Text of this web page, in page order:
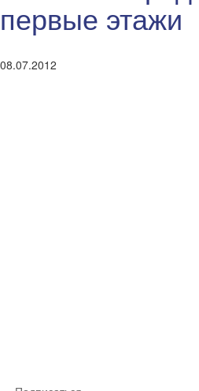
первые этажи
08.07.2012